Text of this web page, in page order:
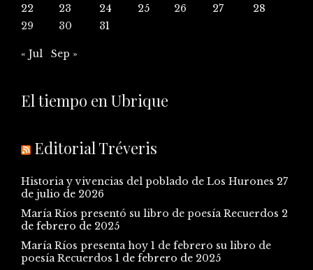
22
23 24 25 26 27
28
29
30 31
« Jul Sep »
El tiempo en Ubrique
Editorial Tréveris
Historia y vivencias del poblado de Los Hurones 27
de julio de 2026
María Ríos presentó su libro de poesía Recuerdos 2
de febrero de 2025
María Ríos presenta hoy 1 de febrero su libro de
poesía Recuerdos 1 de febrero de 2025